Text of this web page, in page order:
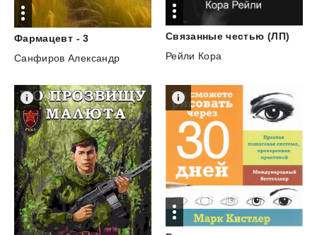
Фармацевт - 3
Санфиров Александр
Связанные честью (ЛП)
Рейли Кора